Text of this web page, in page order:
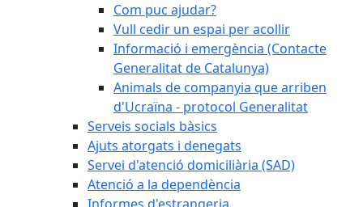
Com puc ajudar?
Vull cedir un espai per acollir
Informació i emergència (Contacte
Generalitat de Catalunya)
Animals de companyia que arriben
d'Ucraïna - protocol Generalitat
Serveis socials bàsics
Ajuts atorgats i denegats
Servei d'atenció domiciliària (SAD)
Atenció a la dependència